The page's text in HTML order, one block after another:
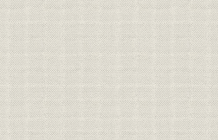
第1 官営鉱山鉄道
第2 私設鉄道
第4節 東西両京を結ぶ幹線の建設
第1 中山道幹線の建設計画
第2 東海道幹線の開通
第5節 東海道線開通の意義
第1 東海道線開通以前の交通機関